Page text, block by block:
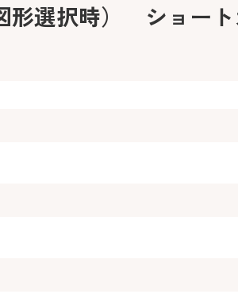
形選択時） ショート